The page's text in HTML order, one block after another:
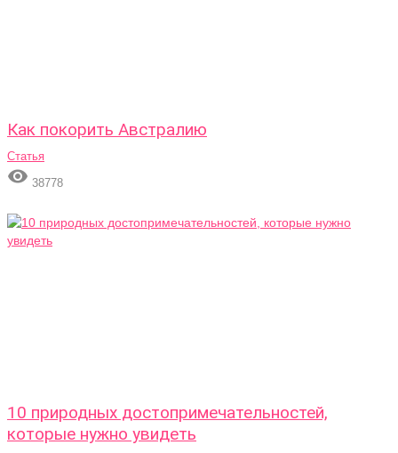
Как покорить Австралию
Статья
 38778
10 природных достопримечательностей,
которые нужно увидеть